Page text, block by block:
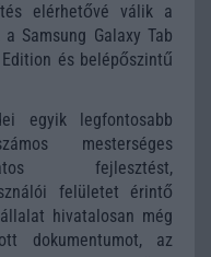
elérhetővé válik a
a Samsung Galaxy Tab
és belépőszintű
egyik legfontosabb
mesterséges
fejlesztést,
felületet érintő
hivatalosan még
dokumentumot, az